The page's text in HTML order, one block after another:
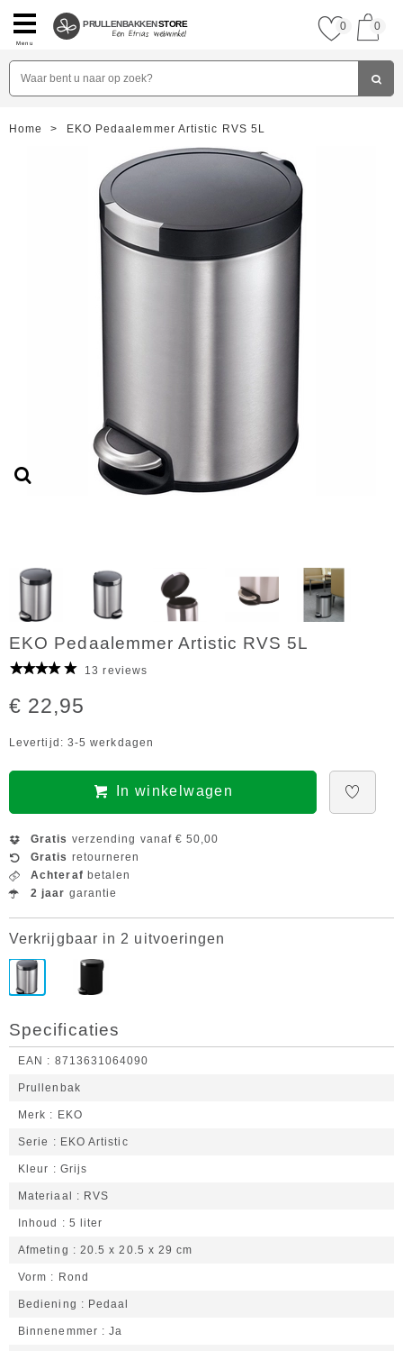
Menu
PRULLENBAKKENSTORE 0 0
Home > EKO Pedaalemmer Artistic RVS 5L
EKO Pedaalemmer Artistic RVS 5L
13 reviews
€ 22,95
Levertijd: 3-5 werkdagen
In winkelwagen
Gratis verzending vanaf € 50,00
Gratis retourneren
Achteraf betalen
2 jaar garantie
Verkrijgbaar in 2 uitvoeringen
Specificaties
EAN 8713631064090
Prullenbak
Merk EKO
Serie EKO Artistic
Kleur Grijs
Materiaal RVS
Inhoud 5 liter
Afmeting 20.5 x 20.5 x 29 cm
Vorm Rond
Bediening Pedaal
Binnenemmer Ja